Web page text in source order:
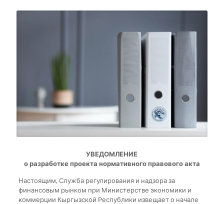
УВЕДОМЛЕНИЕ
о разработке проекта нормативного правового акта
Настоящим, Служба регулирования и надзора за
финансовым рынком при Министерстве экономики и
коммерции Кыргызской Республики извещает о начале